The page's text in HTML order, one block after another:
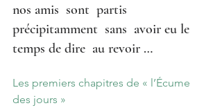
nos amis  sont  partis
précipitamment  sans  avoir eu le
temps de dire  au revoir …
Les premiers chapitres de « l’Écume
des jours »